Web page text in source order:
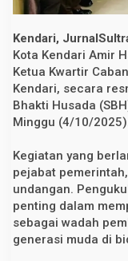
Kendari,
Kota Kendari Amir
Ketua Kwartir
Kendari, secara
Bhakti Husada
Minggu (4/10/
Kegiatan yang
pejabat
undangan.
penting dalam
sebagai wadah
generasi muda di